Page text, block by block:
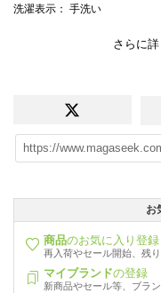
洗濯表示 ： 手洗い
さらに
お
商品のお気に入り登録
再入荷やセール開始、残
マイブランドの登録
新商品やセール等、ブラ